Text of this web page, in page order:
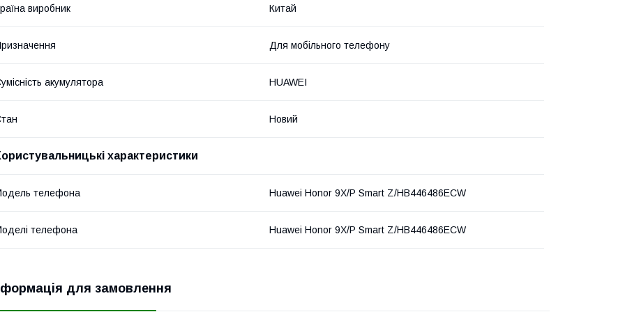
виробник Китай
Для мобільного телефону
акумулятора HUAWEI
Новий
характеристики
телефона Huawei Honor 9X/P Smart Z/HB446486ECW
телефона Huawei Honor 9X/P Smart Z/HB446486ECW
для замовлення